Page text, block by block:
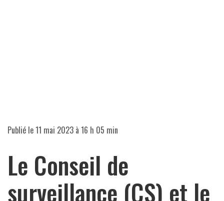
Publié le11 mai 2023 à 16 h 05 min
Le Conseil de
surveillance (CS) et le